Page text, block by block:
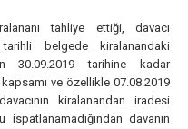
tahliye ettiği, davacı
belgede kiralanandaki
30.09.2019 tarihine kadar
ve özellikle 07.08.2019
kiralanandan iradesi
davanın